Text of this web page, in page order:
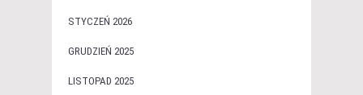
STYCZEŃ 2026
GRUDZIEŃ 2025
LISTOPAD 2025